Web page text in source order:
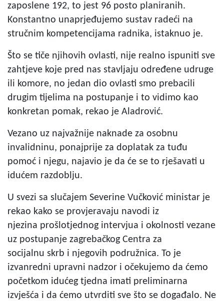
zaposlene 192, to jest 96 posto planiranih.
Konstantno unaprjeđujemo sustav radeći na
stručnim kompetencijama radnika, istaknuo je.
Što se tiče njihovih ovlasti, nije realno ispuniti sve
zahtjeve koje pred nas stavljaju određene udruge
ili komore, no jedan dio ovlasti smo prebacili
drugim tijelima na postupanje i to vidimo kao
konkretan pomak, rekao je Aladrović.
Vezano uz najvažnije naknade za osobnu
invalidninu, ponajprije za doplatak za tuđu
pomoć i njegu, najavio je da će se to rješavati u
idućem razdoblju.
U svezi sa slučajem Severine Vučković ministar je
rekao kako se provjeravaju navodi iz
njezina prošlotjednog intervjua i okolnosti vezane
uz postupanje zagrebačkog Centra za
socijalnu skrb i njegovih podružnica. To je
izvanredni upravni nadzor i očekujemo da ćemo
početkom idućeg tjedna imati preliminarna
izvješća i da ćemo utvrditi sve što se događalo. Ne